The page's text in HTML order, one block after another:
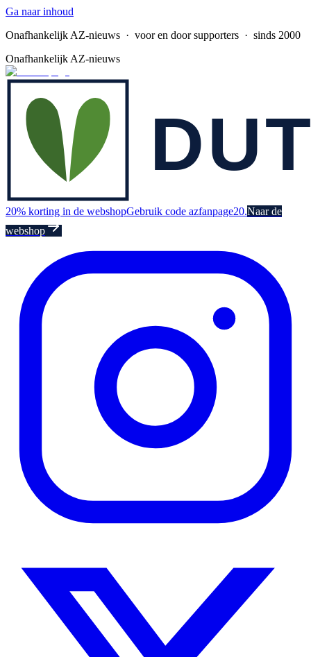
Ga naar inhoud
Onafhankelijk AZ-nieuws · voor en door supporters · sinds 2000
Onafhankelijk AZ-nieuws
20% korting in de webshopGebruik code azfanpage20.Naar de
webshop